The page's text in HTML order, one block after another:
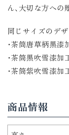
ん、大切な方への
同じサイズのデ
・茶筒唐草柄黒漆
・茶筒黒吹雪漆
・茶筒紫吹雪漆
商品情報